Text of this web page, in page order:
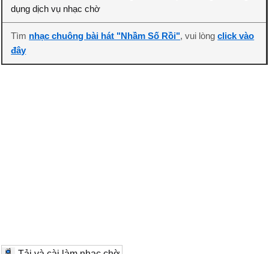
dụng dịch vụ nhạc chờ
Tìm nhạc chuông bài hát "Nhầm Số Rồi", vui lòngclick vào
đây